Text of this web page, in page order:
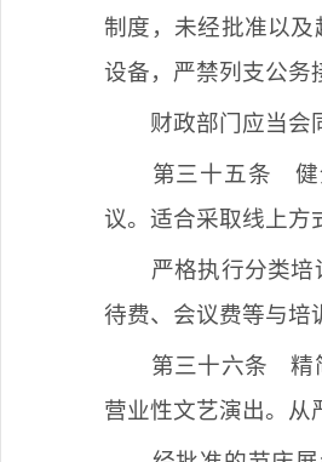
制度，未经批准以
设备，严禁列支公务
财政部门应当会
第三十五条 健
议。适合采取线上方
严格执行分类
待费、会议费等与培
第三十六条 精
营业性文艺演出。从